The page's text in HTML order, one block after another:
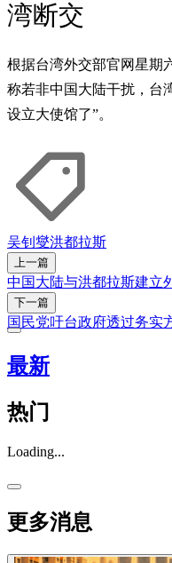
湾断交
根据台湾外交部官网星期
称若非中国大陆干扰，台
设立大使馆了”。
吴钊燮洪都拉斯
上一篇
中国大陆与洪都拉斯建立
下一篇
国民党吁台政府透过务实
最新
热门
Loading...
更多消息